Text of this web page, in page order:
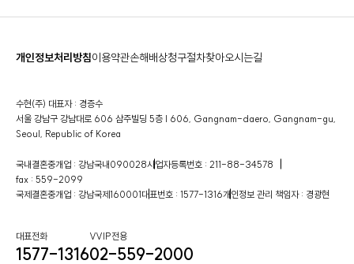
개인정보처리방침이용약관손해배상청구절차찾아오시는길
수현(주) 대표자 : 경증수
서울 강남구 강남대로 606 삼주빌딩 5층 | 606, Gangnam-daero, Gangnam-gu,
Seoul, Republic of Korea
국내결혼중개업 : 강남국내090028사업자등록번호 : 211-88-34578
fax : 559-2099
국제결혼중개업 : 강남국제160001대표번호 : 1577-1316개인정보 관리 책임자 : 경광현
대표전화
1577-1316
VVIP전용
02-559-2000